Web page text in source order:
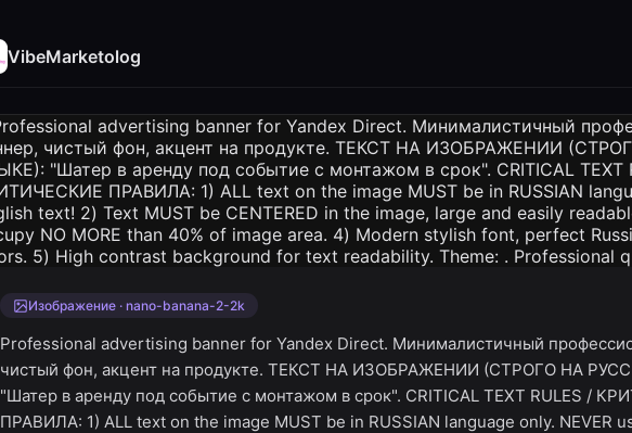
VibeMarketolog
Изображение · nano-banana-2-2k
Professional advertising banner for Yandex Direct. Минималистичный
чистый фон, акцент на продукте. ТЕКСТ НА ИЗОБРАЖЕНИИ (СТРОГО НА
"Шатер в аренду под событие с монтажом в срок". CRITICAL TEXT RULES /
ПРАВИЛА: 1) ALL text on the image MUST be in RUSSIAN language only. NEVER